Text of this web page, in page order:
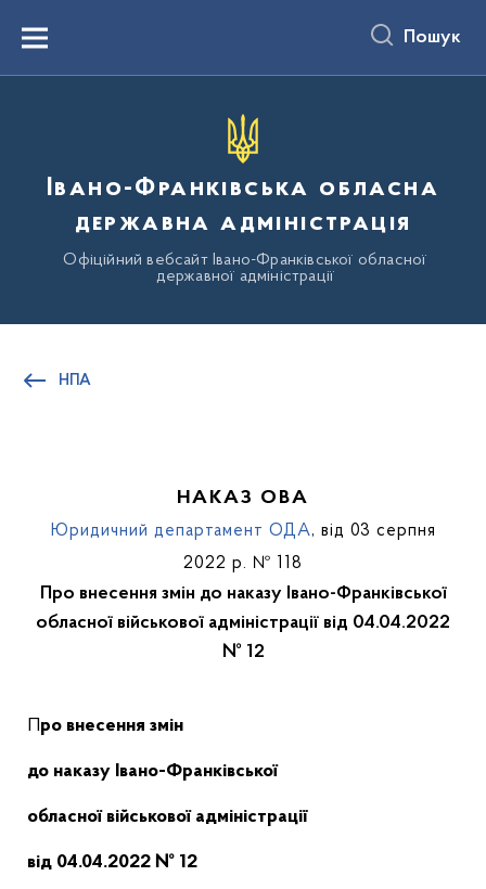
вмістуMenu Пошук
Івано-Франківська обласна
державна адміністрація
Офіційний вебсайт Івано-Франківської обласної
державної адміністрації
НПА
НАКАЗ ОВА
Юридичний департамент ОДА, від 03 серпня
2022 р. № 118
Про внесення змін до наказу Івано-Франківської
обласної військової адміністрації від 04.04.2022
№ 12
Про внесення змін
до наказу Івано-Франківської
обласної військової адміністрації
від 04.04.2022 № 12